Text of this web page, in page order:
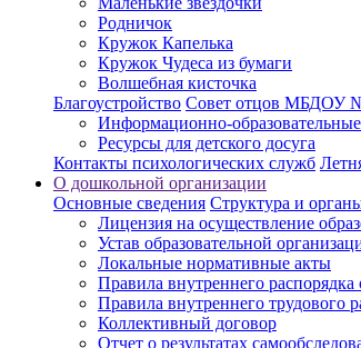
Родничок
Кружок Капелька
Кружок Чудеса из бумаги
Волшебная кисточка
Благоустройство Совет отцов МБДОУ
Информационно-
Ресурсы для детского досуга
Контакты психологических служб
О дошкольной организации
Основные сведения Структура и
Лицензия на осуществление
Устав образовательной
Локальные нормативные акты
Правила внутреннего
Правила внутреннего трудового
Коллективный договор
Отчет о результатах